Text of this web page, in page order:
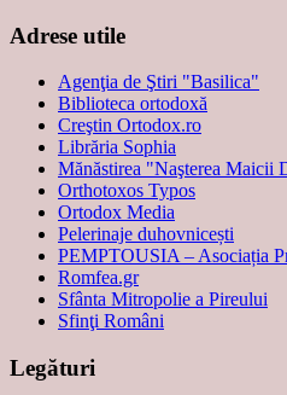
Adrese utile
Agenţia de Ştiri "Basilica"
Biblioteca ortodoxă
Creştin Ortodox.ro
Librăria Sophia
Mănăstirea "Naşterea Maicii
Orthotoxos Typos
Ortodox Media
Pelerinaje duhovnicești
PEMPTOUSIA – Asociația
Romfea.gr
Sfânta Mitropolie a Pireului
Sfinţi Români
Legături